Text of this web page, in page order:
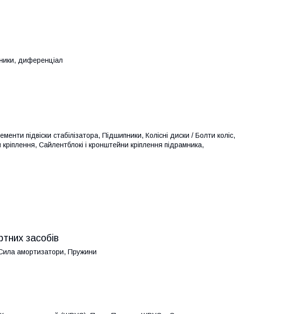
диференціал
підвіски стабілізатора, Підшипники, Колісні диски / Болти коліс,
Сайлентблокі і кронштейни кріплення підрамника,
засобів
амортизатори, Пружини